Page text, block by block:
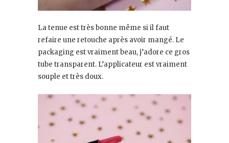
La tenue est très bonne même si il faut
refaire une retouche après avoir mangé. Le
packaging est vraiment beau, j’adore ce gros
tube transparent. L’applicateur est vraiment
souple et très doux.